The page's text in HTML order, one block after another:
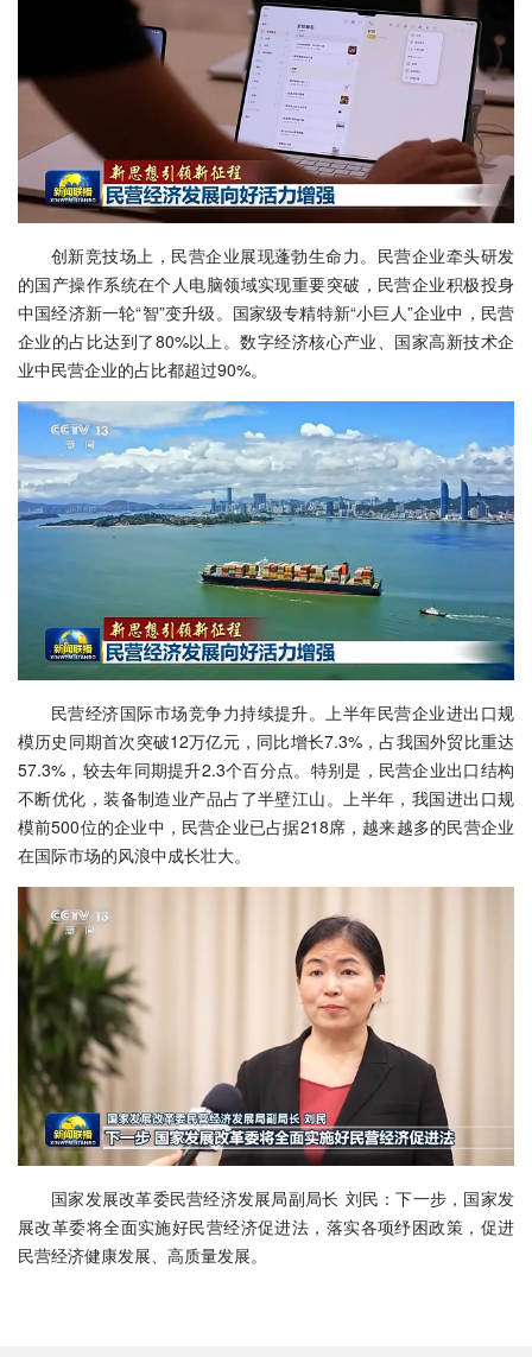
创新竞技场上，民营企业展现蓬勃生命力。民营企业牵头研发
的国产操作系统在个人电脑领域实现重要突破，民营企业积极投身
中国经济新一轮“智”变升级。国家级专精特新“小巨人”企业中，民营
企业的占比达到了80%以上。数字经济核心产业、国家高新技术企
业中民营企业的占比都超过90%。
民营经济国际市场竞争力持续提升。上半年民营企业进出口规
模历史同期首次突破12万亿元，同比增长7.3%，占我国外贸比重达
57.3%，较去年同期提升2.3个百分点。特别是，民营企业出口结构
不断优化，装备制造业产品占了半壁江山。上半年，我国进出口规
模前500位的企业中，民营企业已占据218席，越来越多的民营企业
在国际市场的风浪中成长壮大。
国家发展改革委民营经济发展局副局长 刘民：下一步，国家发
展改革委将全面实施好民营经济促进法，落实各项纾困政策，促进
民营经济健康发展、高质量发展。